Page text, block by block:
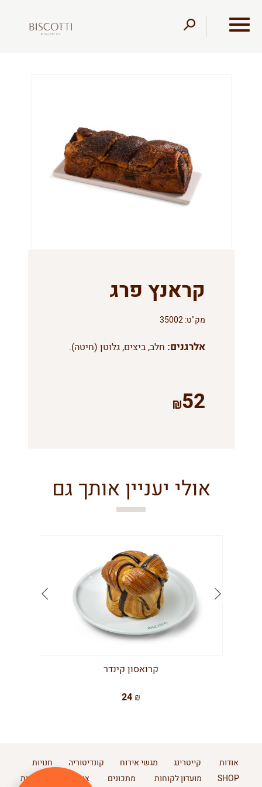
עמוד הבית עוגות שמרים
קראנץ
קראנץ פרג
מק"ט:35002
אלרגנים: חלב, ביצים, גלוטן (חיטה).
52
אולי יעניין אותך גם
קרואסון קינדר
24 ₪
אודות קייטרינג מגשי אירוח קונדיטוריה
חנויות
SHOP
מועדון לקוחות מתכונים צור קשר מדיניות